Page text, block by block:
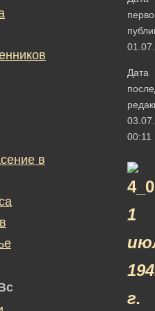
Дата
00:11
1
г.
в